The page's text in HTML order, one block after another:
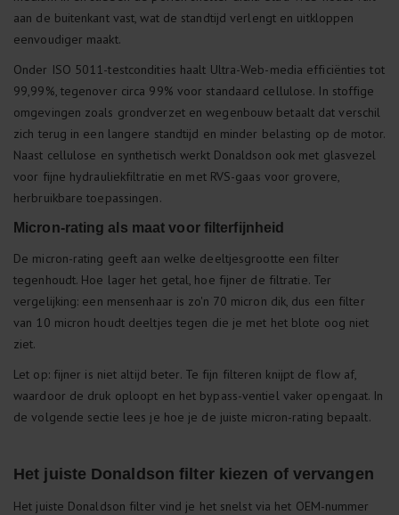
aan de buitenkant vast, wat de standtijd verlengt en uitkloppen
eenvoudiger maakt.
Onder ISO 5011-testcondities haalt Ultra-Web-media efficiënties tot
99,99%, tegenover circa 99% voor standaard cellulose. In stoffige
omgevingen zoals grondverzet en wegenbouw betaalt dat verschil
zich terug in een langere standtijd en minder belasting op de motor.
Naast cellulose en synthetisch werkt Donaldson ook met glasvezel
voor fijne hydrauliekfiltratie en met RVS-gaas voor grovere,
herbruikbare toepassingen.
Micron-rating als maat voor filterfijnheid
De micron-rating geeft aan welke deeltjesgrootte een filter
tegenhoudt. Hoe lager het getal, hoe fijner de filtratie. Ter
vergelijking: een mensenhaar is zo'n 70 micron dik, dus een filter
van 10 micron houdt deeltjes tegen die je met het blote oog niet
ziet.
Let op: fijner is niet altijd beter. Te fijn filteren knijpt de flow af,
waardoor de druk oploopt en het bypass-ventiel vaker opengaat. In
de volgende sectie lees je hoe je de juiste micron-rating bepaalt.
Het juiste Donaldson filter kiezen of vervangen
Het juiste Donaldson filter vind je het snelst via het OEM-nummer